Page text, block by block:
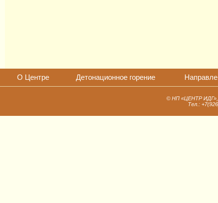
О Центре Детонационное горение
© НП «ЦЕНТР ИДГ»,
Тел.: